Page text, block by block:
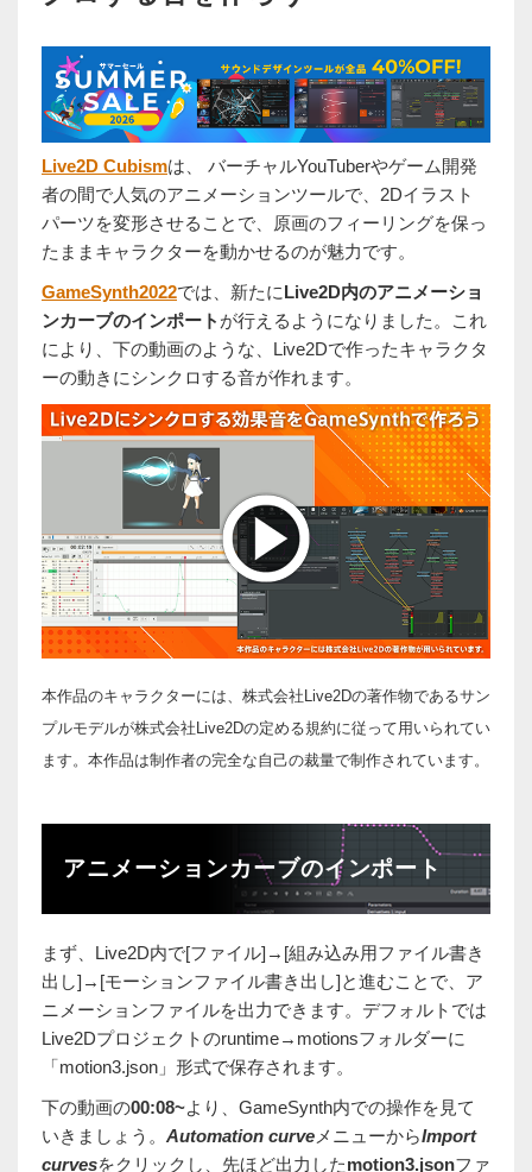
Live2D Cubismは、 バーチャルYouTuberやゲーム開発
者の間で人気のアニメーションツールで、2Dイラスト
パーツを変形させることで、原画のフィーリングを保っ
たままキャラクターを動かせるのが魅力です。
GameSynth2022では、新たに Live2D内のアニメーショ
ンカーブのインポート が行えるようになりました。これ
により、下の動画のような、Live2Dで作ったキャラクタ
ーの動きにシンクロする音が作れます。
本作品のキャラクターには、株式会社Live2Dの著作物であるサン
プルモデルが株式会社Live2Dの定める規約に従って用いられてい
ます。本作品は制作者の完全な自己の裁量で制作されています。
アニメーションカーブのインポート
まず、Live2D内で[ファイル]→[組み込み用ファイル書き
出し]→[モーションファイル書き出し]と進むことで、ア
ニメーションファイルを出力できます。デフォルトでは
Live2Dプロジェクトのruntime→motionsフォルダーに
「motion3.json」形式で保存されます。
下の動画の00:08~より、GameSynth内での操作を見て
いきましょう。 Automation curveメニューからImport
curvesをクリックし、先ほど出力したmotion3.jsonファ